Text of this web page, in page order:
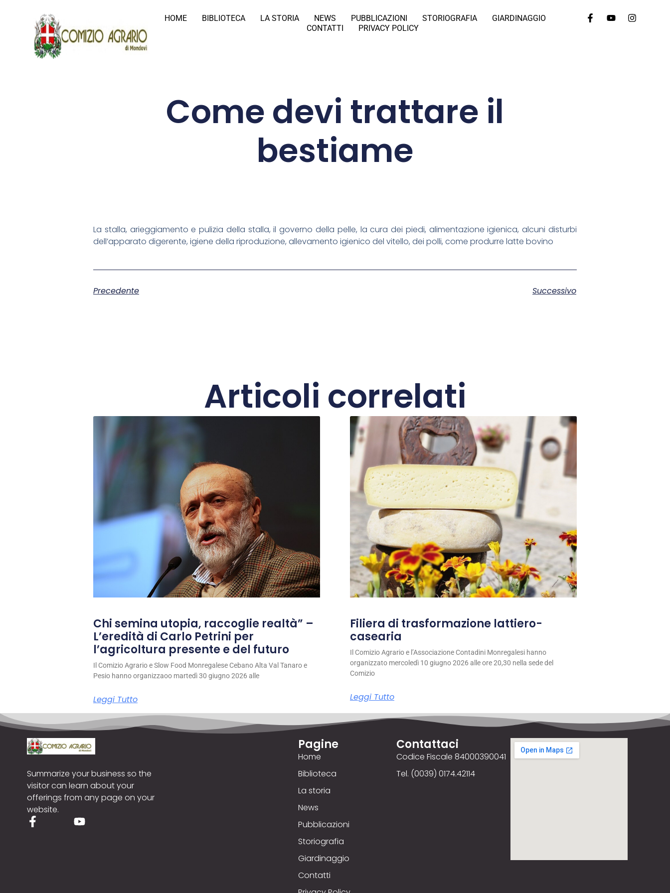
HOME BIBLIOTECA LA STORIA NEWS PUBBLICAZIONI STORIOGRAFIA
GIARDINAGGIO
CONTATTI
PRIVACY POLICY
Come devi trattare il
bestiame
La stalla, arieggiamento e pulizia della stalla, il governo della pelle, la cura dei piedi, alimentazione igienica, alcuni disturbi
dell’apparato digerente, igiene della riproduzione, allevamento igienico del vitello, dei polli, come produrre latte bovino
Precedente Successivo
Articoli correlati
Chi semina utopia, raccoglie realtà” –
L’eredità di Carlo Petrini per
l’agricoltura presente e del futuro
Il Comizio Agrario e Slow Food Monregalese Cebano Alta Val Tanaro e
Pesio hanno organizzaoo martedì 30 giugno 2026 alle
Leggi Tutto
Filiera di trasformazione lattiero-
casearia
Il Comizio Agrario e l’Associazione Contadini Monregalesi hanno
organizzato mercoledì 10 giugno 2026 alle ore 20,30 nella sede del
Comizio
Leggi Tutto
Summarize your business so the
visitor can learn about your
offerings from any page on your
website.
Pagine
Home
Biblioteca
La storia
News
Pubblicazioni
Storiografia
Giardinaggio
Contatti
Contattaci
Codice Fiscale 84000390041
Tel. (0039) 0174.42114